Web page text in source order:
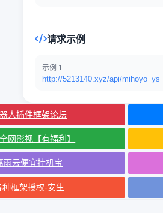
请求示例
示例 1
http://5213140.xyz/api/
人插件框架论坛
网影视【有福利】
雨云便宜挂机宝
种框架授权-安生